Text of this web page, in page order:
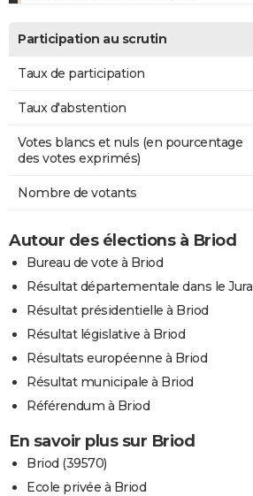
Participation au scrutin
Taux de participation
Taux d'abstention
Votes blancs et nuls (en pourcentage
des votes exprimés)
Nombre de votants
Autour des élections à Briod
Bureau de vote à Briod
Résultat départementale dans le Jura
Résultat présidentielle à Briod
Résultat législative à Briod
Résultats européenne à Briod
Résultat municipale à Briod
Référendum à Briod
En savoir plus sur Briod
Briod (39570)
Ecole privée à Briod